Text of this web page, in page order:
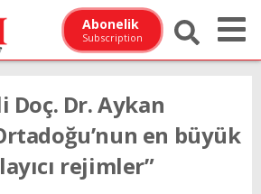
Abonelik
Subscription
Dr. Aykan
en büyük
rejimler”